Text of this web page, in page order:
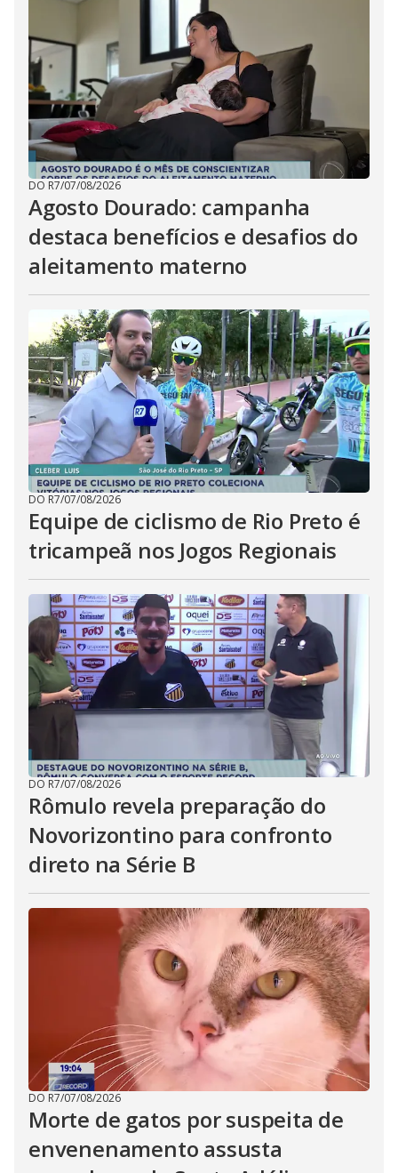
DO R7/07/08/2026
Agosto Dourado: campanha
destaca benefícios e desafios do
aleitamento materno
DO R7/07/08/2026
Equipe de ciclismo de Rio Preto é
tricampeã nos Jogos Regionais
DO R7/07/08/2026
Rômulo revela preparação do
Novorizontino para confronto
direto na Série B
DO R7/07/08/2026
Morte de gatos por suspeita de
envenenamento assusta